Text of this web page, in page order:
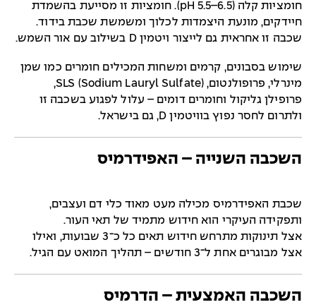
חומציות קלה (pH 5.5–6.5). חומציות זו מסייעת בהשמדת
חיידקים, מונעת היצמדות לכלוך ומשמשת שכבת בידוד.
שכבה זו אחראית גם לייצור ויטמין D בשילוב עם אור השמש.
שימוש בסבונים, קרמים ומשחות המכילים חומרים כמו שמן
מינרלי, פרופולנטום, SLS (Sodium Lauryl Sulfate),
פרופילן גליקול וחומרים דומים – עלול לפגוע בשכבה זו
ולתרום לחסר נפוץ בוויטמין D, גם בישראל.
השכבה השנייה – האפידרמיס
שכבת האפידרמיס מכילה מעט מאוד כלי דם ועצבים,
ותפקידה העיקרי הוא חידוש מתמיד של תאי העור.
אצל תינוקות מתרחש חידוש תאים כל כ־3 שבועות, ואילו
אצל מבוגרים אחת ל־3 חודשים – תהליך המואט עם הגיל.
השכבה האמצעית – הדרמיס